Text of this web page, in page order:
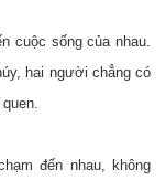
cuộc sống của nhau.
hai người chẳng có
đến nhau, không